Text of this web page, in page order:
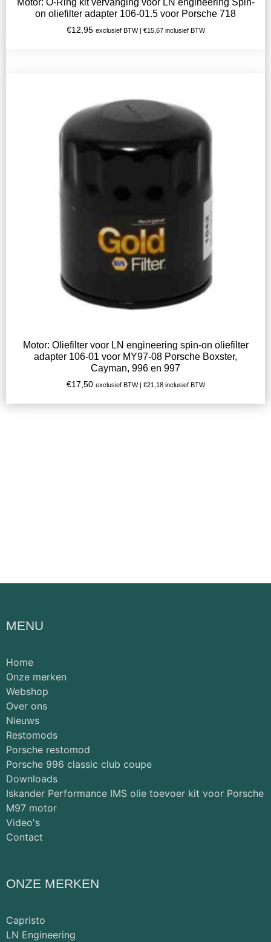
Motor: O-Ring kit vervanging voor LN engineering Spin-
on oliefilter adapter 106-01.5 voor Porsche 718
€12,95 exclusief BTW | €15,67inclusief BTW
Motor: Oliefilter voor LN engineering spin-on oliefilter
adapter 106-01 voor MY97-08 Porsche Boxster,
Cayman, 996 en 997
€17,50 exclusief BTW | €21,18inclusief BTW
MENU
Home
Onze merken
Webshop
Over ons
Nieuws
Restomods
Porsche restomod
Porsche 996 classic club coupe
Downloads
Iskander Performance IMS olie toevoer kit voor Porsche
M97 motor
Video's
Contact
ONZE MERKEN
Capristo
LN Engineering